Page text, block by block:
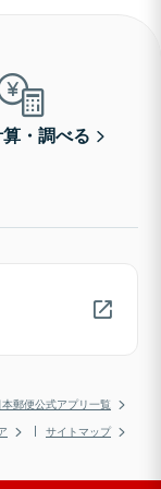
・調べる
本郵便公式アプリ一覧
サイトマップ